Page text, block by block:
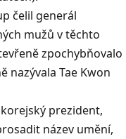
čelil generál
mužů v těchto
zpochybňovalo
nazývala Tae Kwon
prezident,
název umění,